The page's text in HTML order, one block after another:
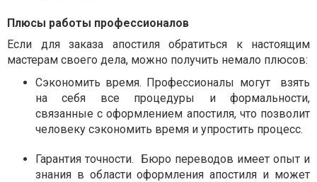
Плюсы работы профессионалов
Если для заказа апостиля обратиться к настоящим
мастерам своего дела, можно получить немало плюсов:
Сэкономить время. Профессионалы могут взять
на себя все процедуры и формальности,
связанные с оформлением апостиля, что позволит
человеку сэкономить время и упростить процесс.
Гарантия точности. Бюро переводов имеет опыт и
знания в области оформления апостиля и может